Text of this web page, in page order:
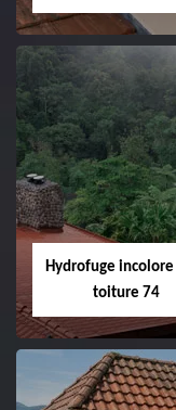
Hydrofuge
toiture 74